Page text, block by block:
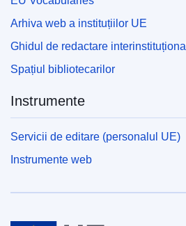
Arhiva web a instituțiilor UE
Ghidul de redactare interinstituțional
Spațiul bibliotecarilor
Instrumente
Servicii de editare (personalul UE)
Instrumente web
Uniunea Europeană